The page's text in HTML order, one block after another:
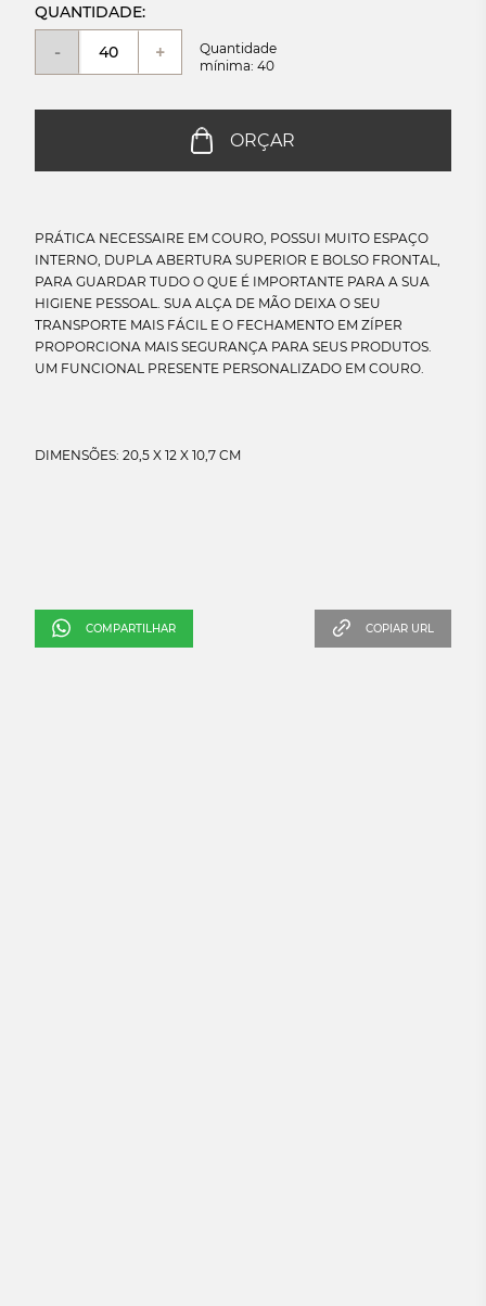
QUANTIDADE:
- +
Quantidade
mínima: 40
ORÇAR
PRÁTICA NECESSAIRE EM COURO, POSSUI MUITO ESPAÇO
INTERNO, DUPLA ABERTURA SUPERIOR E BOLSO FRONTAL,
PARA GUARDAR TUDO O QUE É IMPORTANTE PARA A SUA
HIGIENE PESSOAL. SUA ALÇA DE MÃO DEIXA O SEU
TRANSPORTE MAIS FÁCIL E O FECHAMENTO EM ZÍPER
PROPORCIONA MAIS SEGURANÇA PARA SEUS PRODUTOS.
UM FUNCIONAL PRESENTE PERSONALIZADO EM COURO.
COMPARTILHAR COPIAR URL